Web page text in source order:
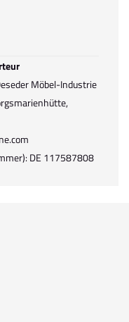
Möbel-Industrie
DE 117587808